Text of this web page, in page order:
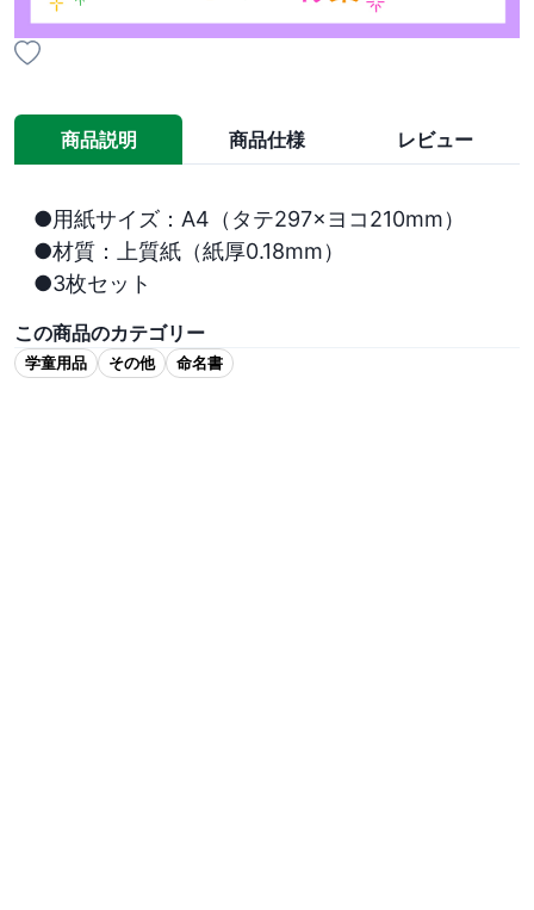
商品説明 商品仕様 レビュー
●用紙サイズ：A4（タテ297×ヨコ210mm）
●材質：上質紙（紙厚0.18mm）
●3枚セット
この商品のカテゴリー
学童用品 その他 命名書